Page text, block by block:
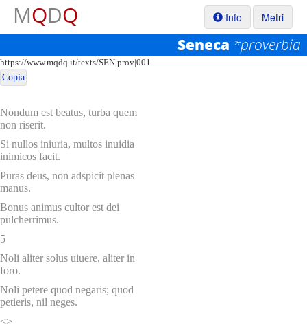
MQDQ Info Metri
Seneca *proverbia
https://www.mqdq.it/texts/SEN|prov|001
Copia
Nondum est beatus, turba quem
non riserit.
Si nullos iniuria, multos inuidia
inimicos facit.
Puras deus, non adspicit plenas
manus.
Bonus animus cultor est dei
pulcherrimus.
5
Noli aliter solus uiuere, aliter in
foro.
Noli petere quod negaris; quod
petieris, nil neges.
<>